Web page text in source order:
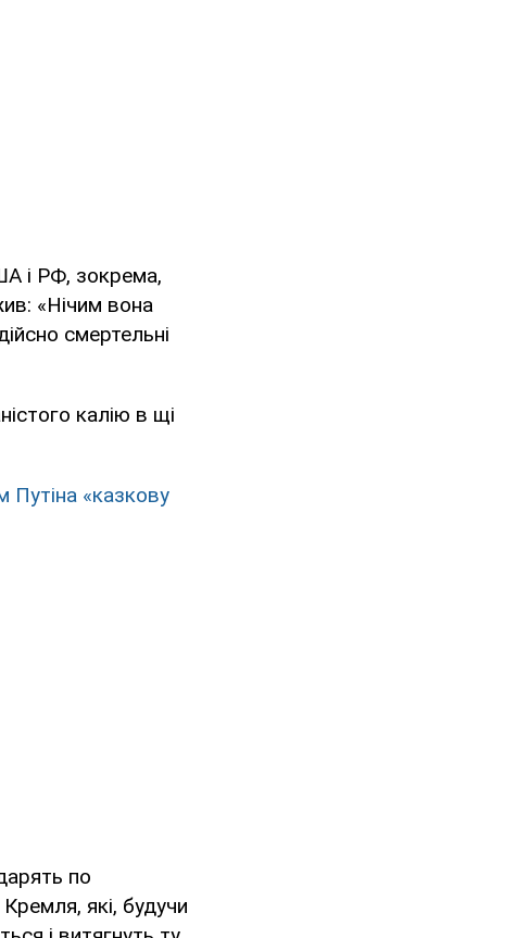
і РФ, зокрема,
«Нічим вона
смертельні
калію в щі
Путіна «казкову
по
які, будучи